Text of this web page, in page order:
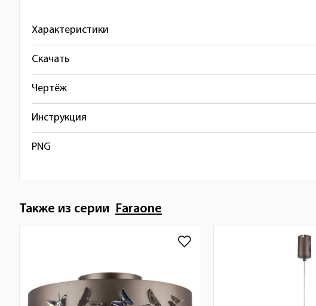
Характеристики
Скачать
Чертёж
Инструкция
PNG
Также из серии Faraone